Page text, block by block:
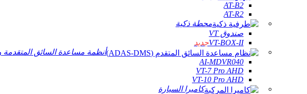
AT-B2
AT-R2
محطة ذكية
صندوق VT
VT-BOX-IIجديد
أنظمة مساعدة السائق المتقدمة
AI-MDVR040
VT-7 Pro AHD
VT-10 Pro AHD
كاميرا السيارة